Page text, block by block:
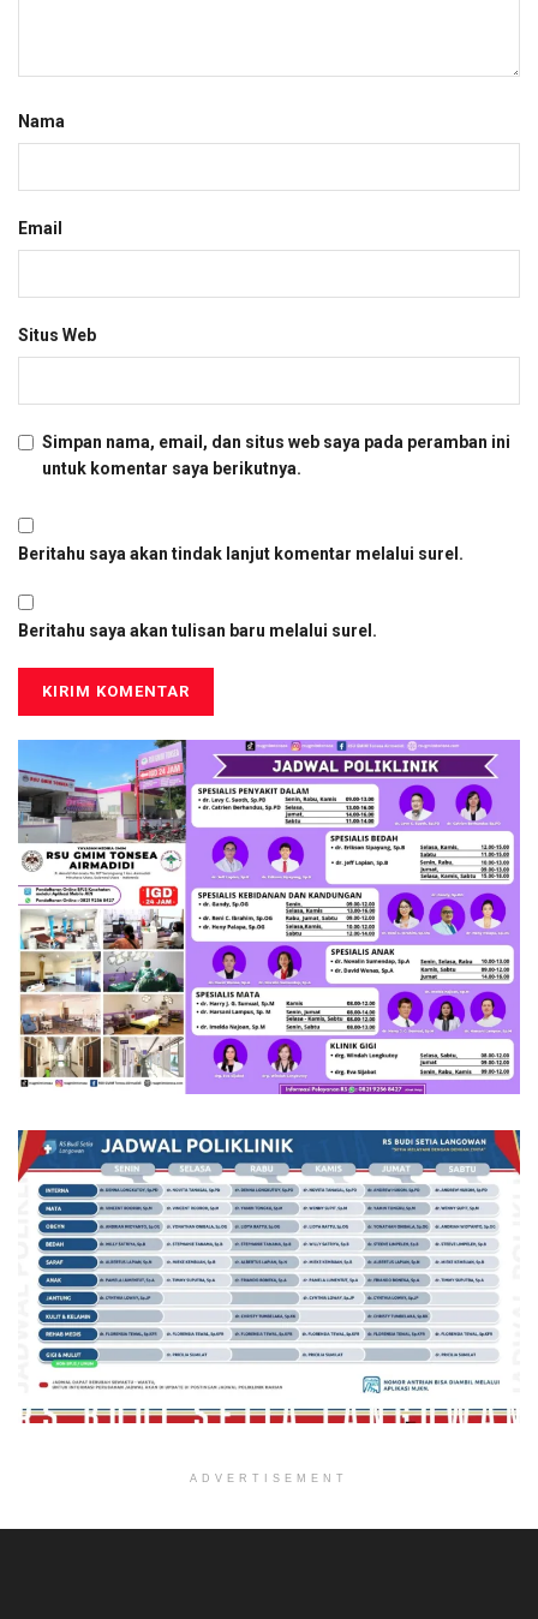
Nama
Email
Situs Web
Simpan nama, email, dan situs web saya pada peramban ini
untuk komentar saya berikutnya.
Beritahu saya akan tindak lanjut komentar melalui surel.
Beritahu saya akan tulisan baru melalui surel.
ADVERTISEMENT